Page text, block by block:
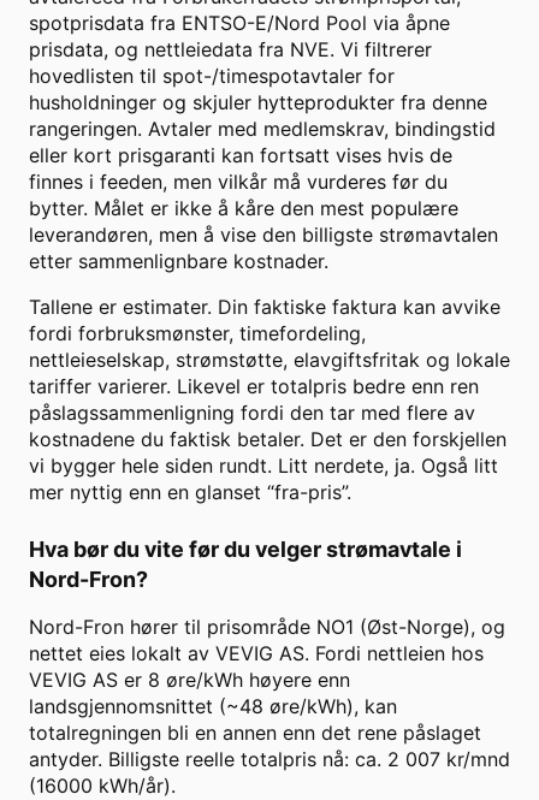
spotprisdata fra ENTSO-E/Nord Pool via åpne
prisdata, og nettleiedata fra NVE. Vi filtrerer
hovedlisten til spot-/timespotavtaler for
husholdninger og skjuler hytteprodukter fra denne
rangeringen. Avtaler med medlemskrav, bindingstid
eller kort prisgaranti kan fortsatt vises hvis de
finnes i feeden, men vilkår må vurderes før du
bytter. Målet er ikke å kåre den mest populære
leverandøren, men å vise den billigste strømavtalen
etter sammenlignbare kostnader.
Tallene er estimater. Din faktiske faktura kan avvike
fordi forbruksmønster, timefordeling,
nettleieselskap, strømstøtte, elavgiftsfritak og lokale
tariffer varierer. Likevel er totalpris bedre enn ren
påslagssammenligning fordi den tar med flere av
kostnadene du faktisk betaler. Det er den forskjellen
vi bygger hele siden rundt. Litt nerdete, ja. Også litt
mer nyttig enn en glanset “fra-pris”.
Hva bør du vite før du velger strømavtale i
Nord-Fron?
Nord-Fron hører til prisområde NO1 (Øst-Norge), og
nettet eies lokalt av VEVIG AS. Fordi nettleien hos
VEVIG AS er 8 øre/kWh høyere enn
landsgjennomsnittet (~48 øre/kWh), kan
totalregningen bli en annen enn det rene påslaget
antyder. Billigste reelle totalpris nå: ca. 2 007 kr/mnd
(16000 kWh/år).